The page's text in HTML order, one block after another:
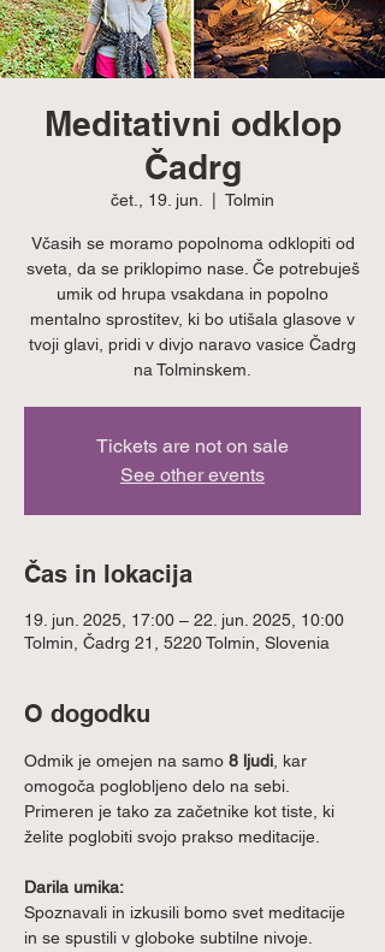
Meditativni odklop
Čadrg
čet., 19. jun. Tolmin
Včasih se moramo popolnoma odklopiti od
sveta, da se priklopimo nase. Če potrebuješ
umik od hrupa vsakdana in popolno
mentalno sprostitev, ki bo utišala glasove v
tvoji glavi, pridi v divjo naravo vasice Čadrg
na Tolminskem.
Tickets are not on sale
See other events
Čas in lokacija
19. jun. 2025, 17:00 – 22. jun. 2025, 10:00
Tolmin, Čadrg 21, 5220 Tolmin, Slovenia
O dogodku
Odmik je omejen na samo 8 ljudi , kar
omogoča poglobljeno delo na sebi.
Primeren je tako za začetnike kot tiste, ki
želite poglobiti svojo prakso meditacije.
Darila umika:
Spoznavali in izkusili bomo svet meditacije
in se spustili v globoke subtilne nivoje.